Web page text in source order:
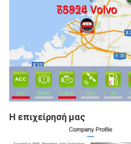
Η επιχείρησή μας